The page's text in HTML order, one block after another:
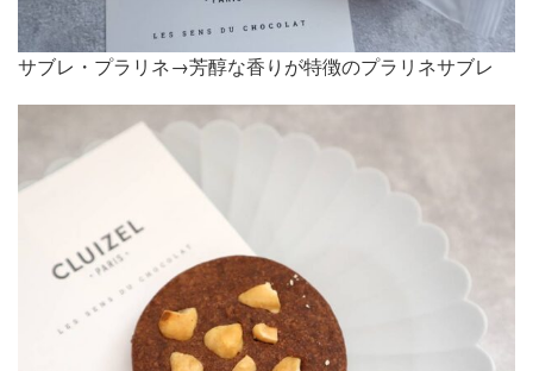
サブレ・プラリネ→芳醇な香りが特徴のプラリネサブレ